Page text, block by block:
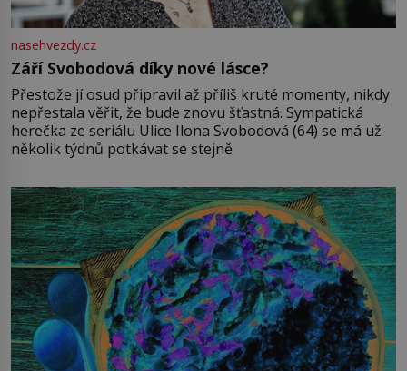
nasehvezdy.cz
Září Svobodová díky nové lásce?
Přestože jí osud připravil až příliš kruté momenty, nikdy
nepřestala věřit, že bude znovu šťastná. Sympatická
herečka ze seriálu Ulice Ilona Svobodová (64) se má už
několik týdnů potkávat se stejně